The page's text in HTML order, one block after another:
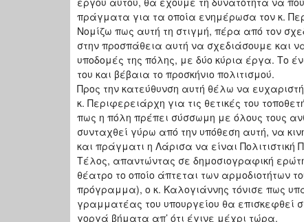
πράγματα για τα οποία ενημέρωσα τον κ.
Νομίζω πως αυτή τη στιγμή, πέρα από τον
στην προσπάθεια αυτή να σχεδιάσουμε και
υποδομές της πόλης, με δύο κύρια έργα. Το
του και βέβαια το προσκήνιο πολιτισμού.
Προς την κατεύθυνση αυτή θέλω να
κ. Περιφερειάρχη για τις θετικές του
πως η πόλη πρέπει σύσσωμη με όλους τους
συνταχθεί γύρω από την υπόθεση αυτή, να
και πράγματι η Λάρισα να είναι
Τέλος, απαντώντας σε δημοσιογραφική
θέατρο το οποίο άπτεται των αρμοδιοτήτων
πρόγραμμα), ο κ. Καλογιάννης τόνισε πως
γραμματέας του υπουργείου θα επισκεφθεί
γοργά βήματα απ’ ότι έγινε μέχρι τώρα.